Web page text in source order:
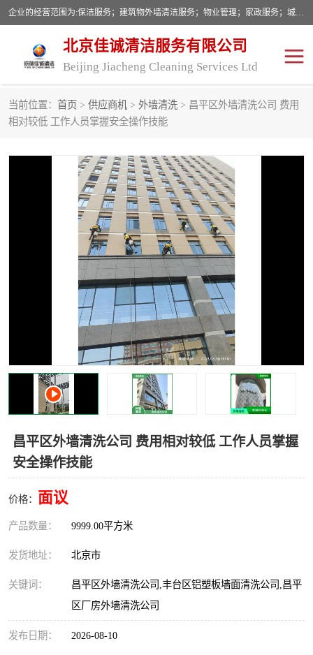
企业的经营范围为:保洁服务；建筑物外墙清洁服务；物业管理；家政服务；城市园林绿化；劳务分包；技术开发、技术转让、技术服务；销售保洁设备、卫生用品、化工产品（不含危险化学品及一类易制毒化学品）、日用品、办公设备、建筑材料、装饰材料；图文设计；清洁服务（不含餐具消毒）；中央空调维修；工程设计；施工总承包；专业承包。
北京佳诚清洁服务有限公司
Beijing Jiacheng Cleaning Services Ltd
当前位置： 首页 > 供应商机 > 外墙清洗 > 昌平区外墙清洗公司 费用
相对较低 工作人员掌握安全操作技能
昌平区外墙清洗公司 费用相对较低 工作人员掌握
安全操作技能
价格： 面议
产品数量： 9999.00平方米
发货地址： 北京市
关键词：
昌平区外墙清洗公司,丰台区铝塑板墙面清洗公司,昌平
区厂房外墙清洗公司
发布日期： 2026-08-10
外墙清洗
开荒保洁 保洁服务
建筑物外墙维修